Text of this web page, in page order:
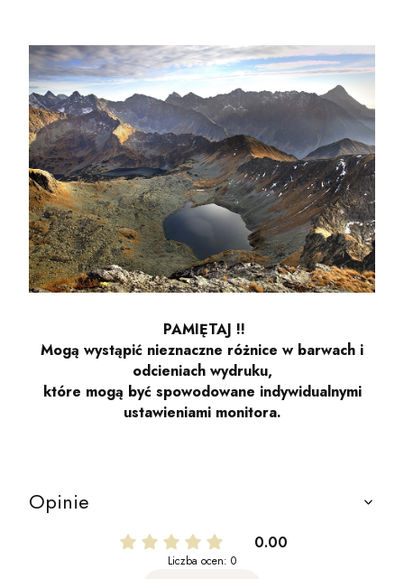
PAMIĘTAJ !!
Mogą wystąpić nieznaczne różnice w barwach i
odcieniach wydruku,
które mogą być spowodowane indywidualnymi
ustawieniami monitora.
Opinie
0.00
Liczba ocen: 0